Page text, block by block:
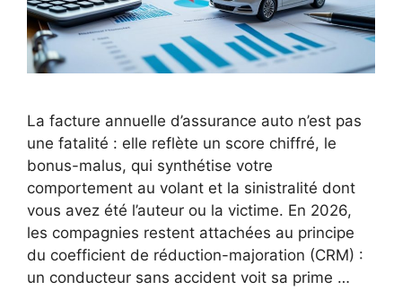
La facture annuelle d’assurance auto n’est pas
une fatalité : elle reflète un score chiffré, le
bonus-malus, qui synthétise votre
comportement au volant et la sinistralité dont
vous avez été l’auteur ou la victime. En 2026,
les compagnies restent attachées au principe
du coefficient de réduction-majoration (CRM) :
un conducteur sans accident voit sa prime …